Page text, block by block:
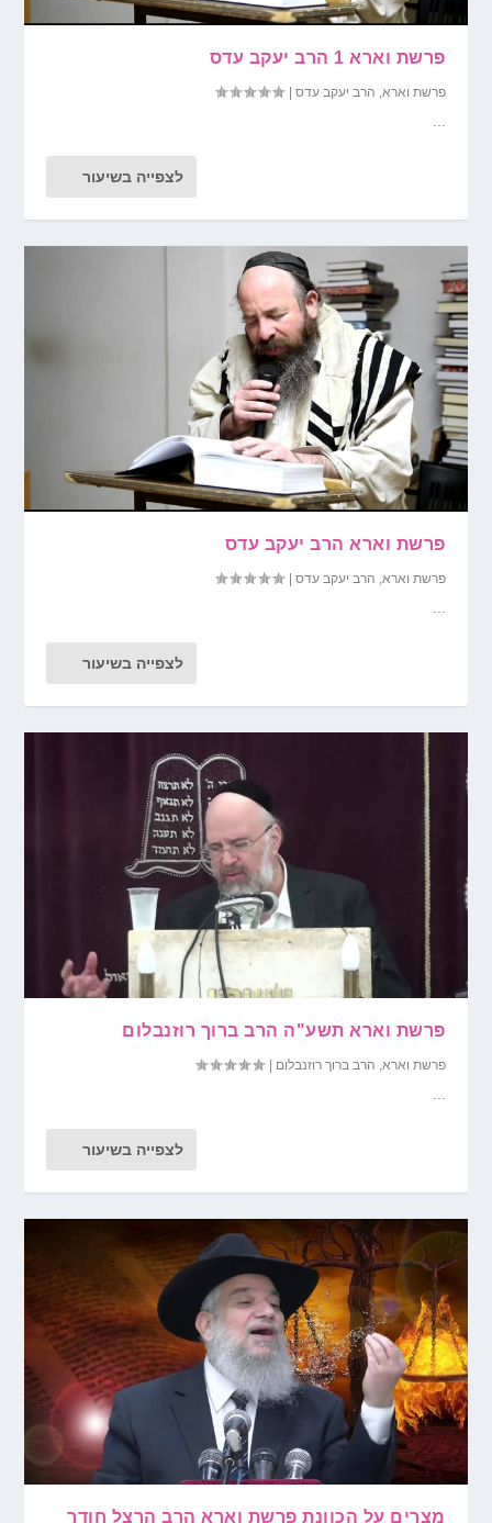
פרשת וארא 1 הרב יעקב עדס
פרשת וארא, הרב יעקב עדס |
...
לצפייה בשיעור
פרשת וארא הרב יעקב עדס
פרשת וארא, הרב יעקב עדס |
לצפייה בשיעור
פרשת וארא תשע"ה הרב ברוך רוזנבלום
פרשת וארא, הרב ברוך רוזנבלום |
לצפייה בשיעור
מצרים על הכוונת פרשת וארא הרב הרצל חודר